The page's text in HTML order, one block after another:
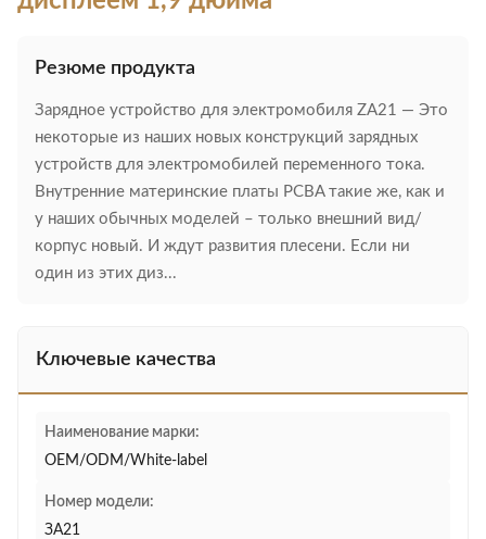
Резюме продукта
Зарядное устройство для электромобиля ZA21 — Это
некоторые из наших новых конструкций зарядных
устройств для электромобилей переменного тока.
Внутренние материнские платы PCBA такие же, как и
у наших обычных моделей – только внешний вид/
корпус новый. И ждут развития плесени. Если ни
один из этих диз...
Ключевые качества
Наименование марки:
OEM/ODM/White-label
Номер модели:
ЗА21